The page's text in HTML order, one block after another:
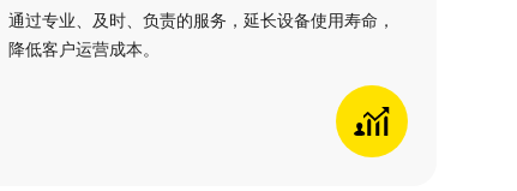
通过专业、及时、负责的服务，延长设备使用寿命，
降低客户运营成本。